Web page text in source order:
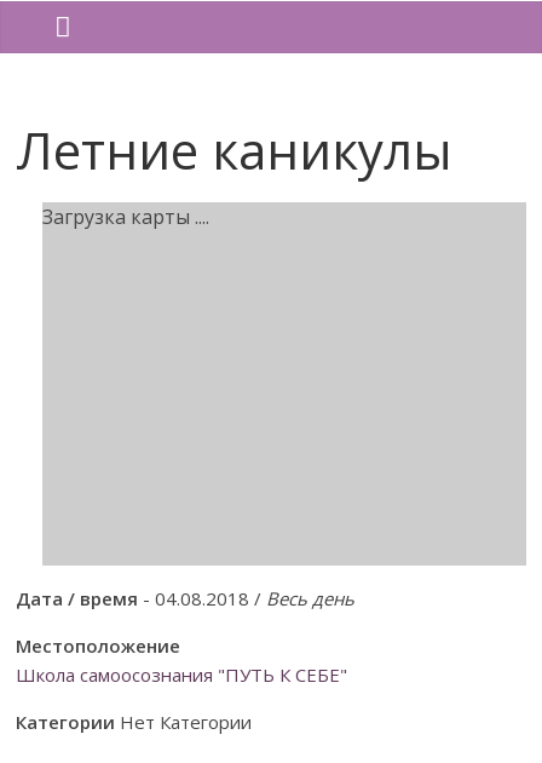
Летние каникулы
Загрузка карты ....
Дата / время - 04.08.2018 / Весь день
Местоположение
Школа самоосознания "ПУТЬ К СЕБЕ"
Категории Нет Категории